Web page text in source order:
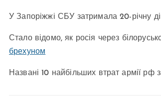
У Запоріжжі СБУ затримала 20-річну
Стало відомо, як росія через
брехуном
Названі 10 найбільших втрат армії рф